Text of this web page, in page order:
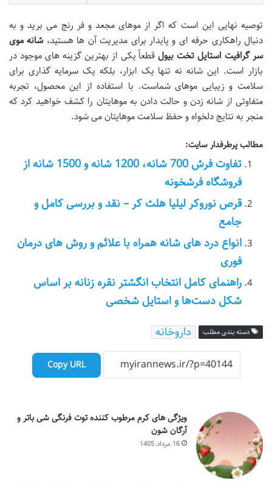
توصیه نهایی این است که اگر از موهای مجعد و فر رنج می برید و به
دنبال راهکاری حرفه ای و پایدار برای مدیریت آن ها هستید،شانه موی
سر گرافیت استایل تخت بیولقطعاً یکی از بهترین گزینه های موجود در
بازار است. این شانه نه تنها یک ابزار، بلکه یک سرمایه گذاری برای
سلامت و زیبایی موهای شماست. با استفاده از این محصول، تجربه
متفاوتی از شانه زدن و حالت دادن به موهایتان را کشف خواهید کرد که
منجر به نتایج دلخواه و حفظ سلامت موهایتان می شود.
مطالب پرطرفدار سایت:
تفاوت فرش 700 شانه، 1200 شانه و 1500 شانه از
فروشگاه فرشخونه
قرص نوروکر لیلیا هلث کر – نقد و بررسی کامل و
جامع
انواع درد های شانه همراه با علائم و روش های درمان
فوری
راهنمای کامل انتخاب انگشتر نقره زنانه بر اساس
شکل دست‌ها و استایل شخصی
دسته بندی مطلب داروخانه
Copy URL
ویژگی های کرم مرطوب کننده توت فرنگی شی باتر و
آرگان شون
16.مرداد.1405